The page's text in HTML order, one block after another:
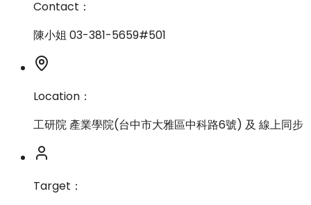
Contact：
陳小姐 03-381-5659#501
Location：
工研院 產業學院(台中市大雅區中科路6號) 及 線上同步
Target：